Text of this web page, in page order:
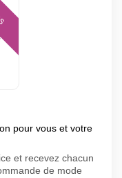
pour vous et votre
et recevez chacun
de mode